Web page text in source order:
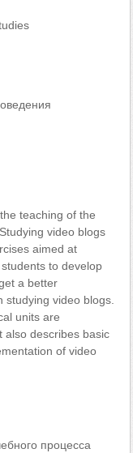
teaching of the
video blogs
aimed at
to develop
a better
studying video blogs.
units are
also describes basic
of video
процесса